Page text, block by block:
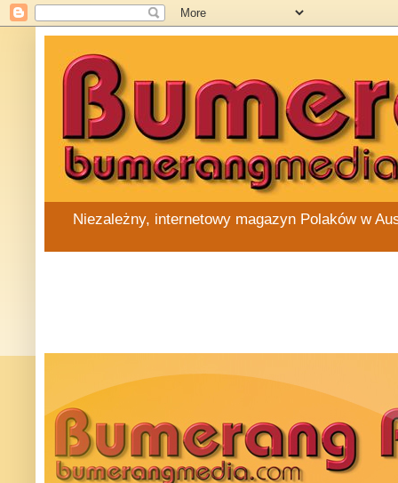
Niezależny, internetowy magazyn Polaków w